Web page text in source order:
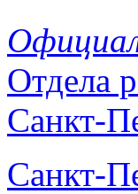
Отдела
Санкт-
Санкт-